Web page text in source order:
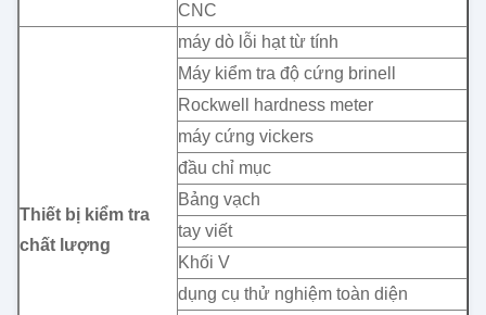
CNC
Thiết bị kiểm tra
chất lượng
máy dò lỗi hạt từ tính
Máy kiểm tra độ cứng brinell
Rockwell hardness meter
máy cứng vickers
đầu chỉ mục
Bảng vạch
tay viết
Khối V
dụng cụ thử nghiệm toàn diện